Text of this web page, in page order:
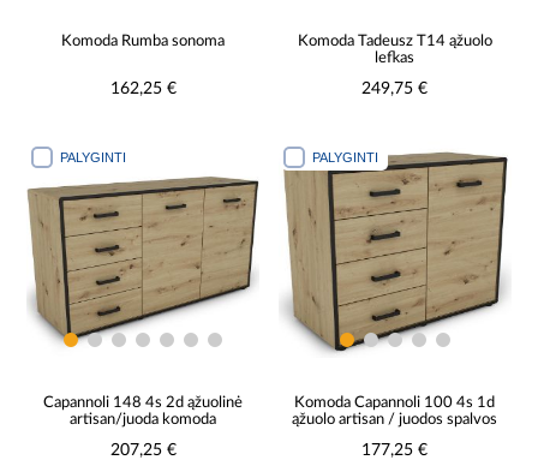
Komoda Rumba sonoma
162,25 €
Komoda Tadeusz T14 ąžuolo
lefkas
249,75 €
PALYGINTI
Capannoli 148 4s 2d ąžuolinė
artisan/juoda komoda
207,25 €
PALYGINTI
Komoda Capannoli 100 4s 1d
ąžuolo artisan / juodos spalvos
177,25 €